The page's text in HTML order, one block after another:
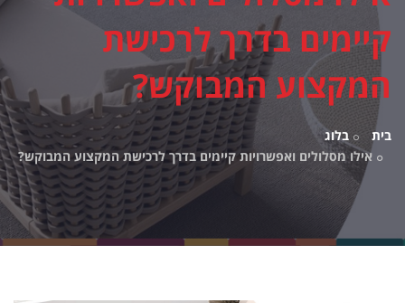
קיימים בדרך לרכישת
המקצוע המבוקש?
בית
בלוג
אילו מסלולים ואפשרויות קיימים בדרך לרכישת המקצוע המבוקש?